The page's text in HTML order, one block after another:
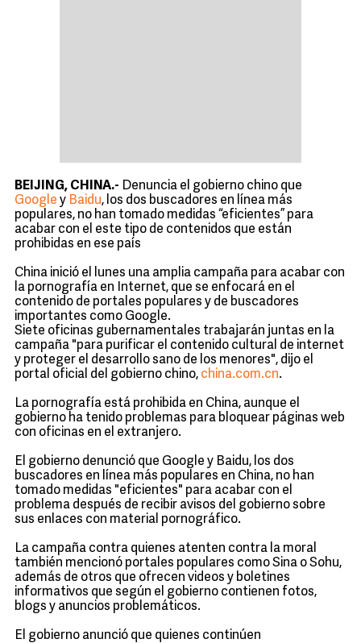
BEIJING, CHINA.- Denuncia el gobierno chino que
Google y Baidu, los dos buscadores en línea más
populares, no han tomado medidas “eficientes” para
acabar con el este tipo de contenidos que están
prohibidas en ese país
China inició el lunes una amplia campaña para acabar con
la pornografía en Internet, que se enfocará en el
contenido de portales populares y de buscadores
importantes como Google.
Siete oficinas gubernamentales trabajarán juntas en la
campaña "para purificar el contenido cultural de internet
y proteger el desarrollo sano de los menores", dijo el
portal oficial del gobierno chino, china.com.cn.
La pornografía está prohibida en China, aunque el
gobierno ha tenido problemas para bloquear páginas web
con oficinas en el extranjero.
El gobierno denunció que Google y Baidu, los dos
buscadores en línea más populares en China, no han
tomado medidas "eficientes" para acabar con el
problema después de recibir avisos del gobierno sobre
sus enlaces con material pornográfico.
La campaña contra quienes atenten contra la moral
también mencionó portales populares como Sina o Sohu,
además de otros que ofrecen videos y boletines
informativos que según el gobierno contienen fotos,
blogs y anuncios problemáticos.
El gobierno anunció que quienes continúen